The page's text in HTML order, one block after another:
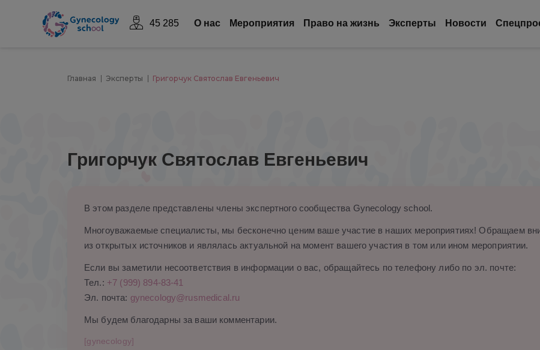
45 285 О нас Mероприятия Право на жизнь Эксперты Новости
Главная Эксперты Григорчук Святослав Евгеньевич
Григорчук Святослав Евгеньевич
В этом разделе представлены члены экспертного сообщества Gynecology school.
Многоуважаемые специалисты, мы бесконечно ценим ваше участие в наших мероприятиях! Обращаем
из открытых источников и являлась актуальной на момент вашего участия в том или ином мероприятии.
Если вы заметили несоответствия в информации о вас, обращайтесь по телефону либо по эл. почте:
Тел.: +7 (999) 894-83-41
Эл. почта: gynecology@rusmedical.ru
Мы будем благодарны за ваши комментарии.
[gynecology]